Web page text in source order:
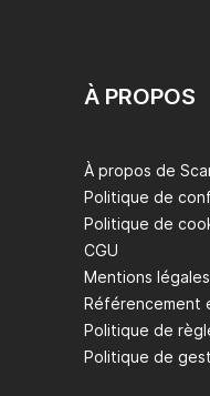
À PROPOS
À propos de
Politique de
Politique de
CGU
Mentions légales
Référencement
Politique de
Politique de